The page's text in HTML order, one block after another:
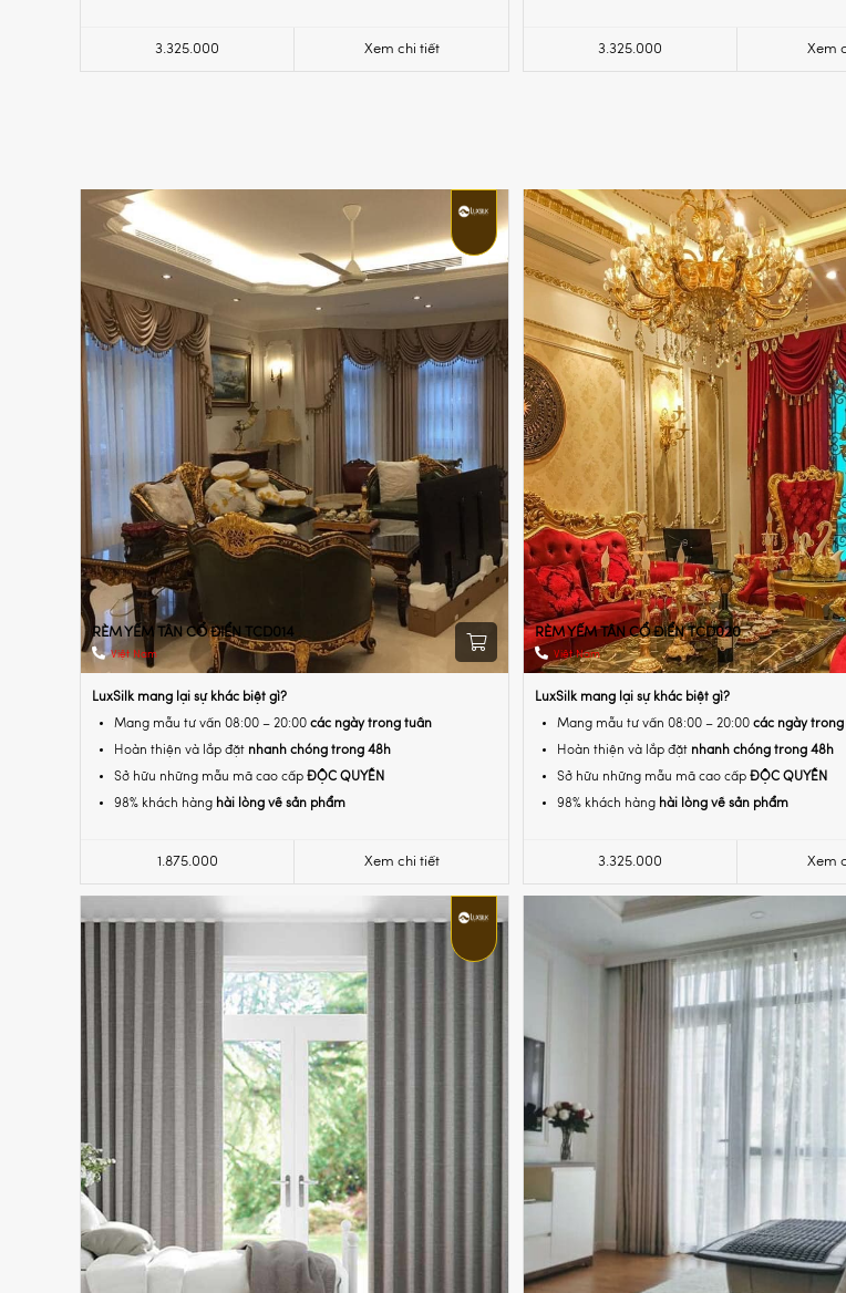
3.325.000 Xem chi tiết 3.325.000 Xem
RÈM YẾM TÂN CỔ ĐIỂN TCD014
Việt Nam
LuxSilk mang lại sự khác biệt gì?
Mang mẫu tư vấn 08:00 – 20:00 các ngày trong tuần
Hoàn thiện và lắp đặt nhanh chóng trong 48h
Sở hữu những mẫu mã cao cấp ĐỘC QUYỀN
98% khách hàng hài lòng về sản phẩm
1.875.000 Xem chi tiết
RÈM YẾM TÂN CỔ ĐIỂN TCD020
Việt Nam
LuxSilk mang lại sự khác biệt gì?
Mang mẫu tư vấn 08:00 – 20:00 các ngày
Hoàn thiện và lắp đặt nhanh chóng trong 48h
Sở hữu những mẫu mã cao cấp ĐỘC QUYỀN
98% khách hàng hài lòng về sản phẩm
3.325.000 Xem